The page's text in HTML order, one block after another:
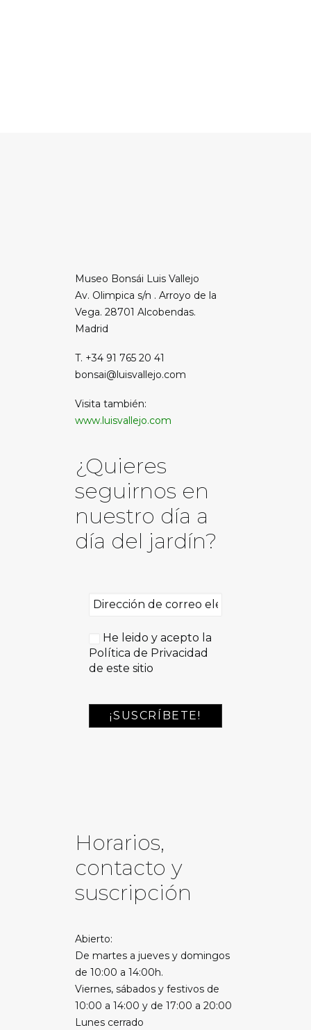
Museo Bonsái Luis Vallejo
Av. Olimpica s/n . Arroyo de la
Vega. 28701 Alcobendas.
Madrid
T. +34 91 765 20 41
bonsai@luisvallejo.com
Visita también:
www.luisvallejo.com
¿Quieres
seguirnos en
nuestro día a
día del jardín?
He leido y acepto la
Política de Privacidad
de este sitio
Horarios,
contacto y
suscripción
Abierto:
De martes a jueves y domingos
de 10:00 a 14:00h.
Viernes, sábados y festivos de
10:00 a 14:00 y de 17:00 a 20:00
Lunes cerrado